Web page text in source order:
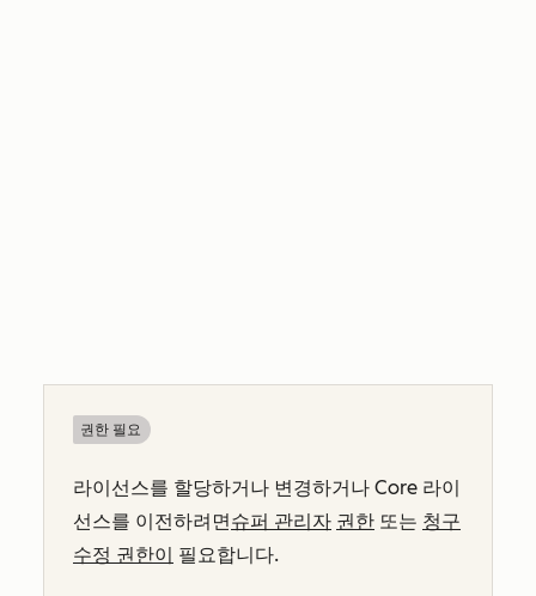
권한 필요
라이선스를 할당하거나 변경하거나 Core 라이
선스를 이전하려면슈퍼 관리자 권한 또는 청구
수정 권한이 필요합니다.